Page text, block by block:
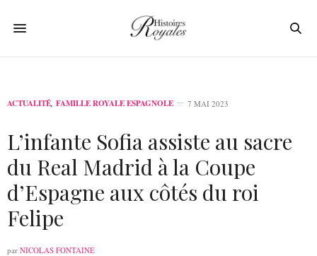
ACTUALITÉ, FAMILLE ROYALE ESPAGNOLE 7 MAI 2023
L’infante Sofia assiste au sacre
du Real Madrid à la Coupe
d’Espagne aux côtés du roi
Felipe
par NICOLAS FONTAINE